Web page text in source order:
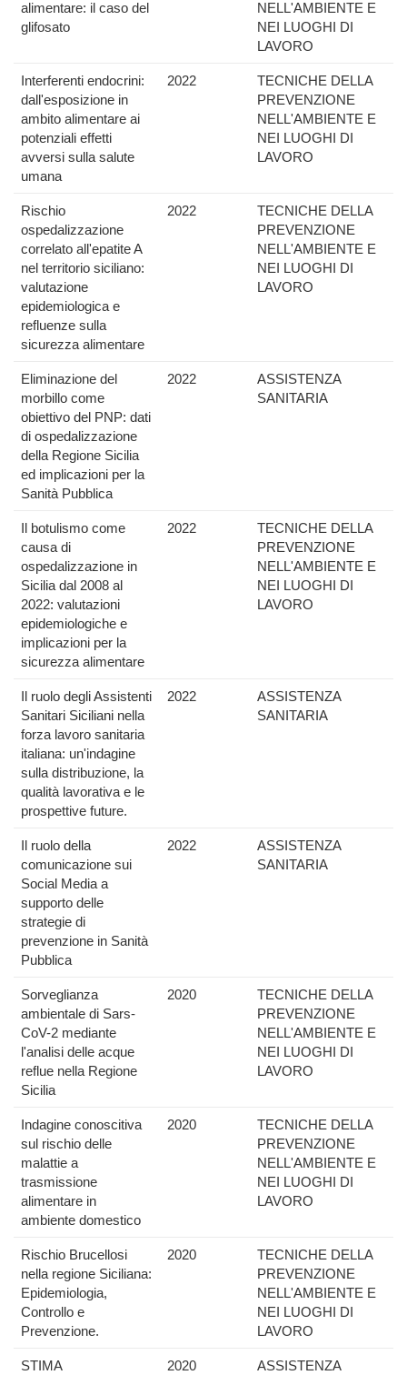
alimentare: il caso del
glifosato
NELL'AMBIENTE E
NEI LUOGHI DI
LAVORO
Interferenti endocrini:
dall'esposizione in
ambito alimentare ai
potenziali effetti
avversi sulla salute
umana
2022
TECNICHE DELLA
PREVENZIONE
NELL'AMBIENTE E
NEI LUOGHI DI
LAVORO
Rischio
ospedalizzazione
correlato all'epatite A
nel territorio siciliano:
valutazione
epidemiologica e
refluenze sulla
sicurezza alimentare
2022
TECNICHE DELLA
PREVENZIONE
NELL'AMBIENTE E
NEI LUOGHI DI
LAVORO
Eliminazione del
morbillo come
obiettivo del PNP: dati
di ospedalizzazione
della Regione Sicilia
ed implicazioni per la
Sanità Pubblica
2022
ASSISTENZA
SANITARIA
Il botulismo come
causa di
ospedalizzazione in
Sicilia dal 2008 al
2022: valutazioni
epidemiologiche e
implicazioni per la
sicurezza alimentare
2022
TECNICHE DELLA
PREVENZIONE
NELL'AMBIENTE E
NEI LUOGHI DI
LAVORO
Il ruolo degli Assistenti
Sanitari Siciliani nella
forza lavoro sanitaria
italiana: un'indagine
sulla distribuzione, la
qualità lavorativa e le
prospettive future.
2022
ASSISTENZA
SANITARIA
Il ruolo della
comunicazione sui
Social Media a
supporto delle
strategie di
prevenzione in Sanità
Pubblica
2022
ASSISTENZA
SANITARIA
Sorveglianza
ambientale di Sars-
CoV-2 mediante
l'analisi delle acque
reflue nella Regione
Sicilia
2020
TECNICHE DELLA
PREVENZIONE
NELL'AMBIENTE E
NEI LUOGHI DI
LAVORO
Indagine conoscitiva
sul rischio delle
malattie a
trasmissione
alimentare in
ambiente domestico
2020
TECNICHE DELLA
PREVENZIONE
NELL'AMBIENTE E
NEI LUOGHI DI
LAVORO
Rischio Brucellosi
nella regione Siciliana:
Epidemiologia,
Controllo e
Prevenzione.
2020
TECNICHE DELLA
PREVENZIONE
NELL'AMBIENTE E
NEI LUOGHI DI
LAVORO
STIMA
2020
ASSISTENZA